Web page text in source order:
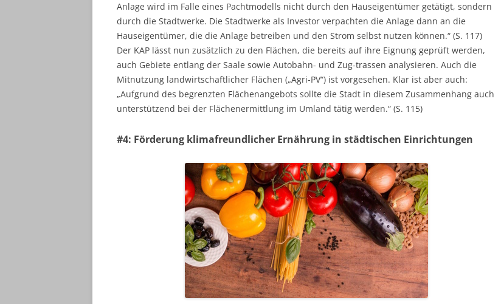
Anlage wird im Falle eines Pachtmodells nicht durch den Hauseigentümer getätigt, sondern
durch die Stadtwerke. Die Stadtwerke als Investor verpachten die Anlage dann an die
Hauseigentümer, die die Anlage betreiben und den Strom selbst nutzen können.“ (S. 117)
Der KAP lässt nun zusätzlich zu den Flächen, die bereits auf ihre Eignung geprüft werden,
auch Gebiete entlang der Saale sowie Autobahn- und Zug-trassen analysieren. Auch die
Mitnutzung landwirtschaftlicher Flächen („Agri-PV“) ist vorgesehen. Klar ist aber auch:
„Aufgrund des begrenzten Flächenangebots sollte die Stadt in diesem Zusammenhang auch
unterstützend bei der Flächenermittlung im Umland tätig werden.“ (S. 115)
#4: Förderung klimafreundlicher Ernährung in städtischen Einrichtungen